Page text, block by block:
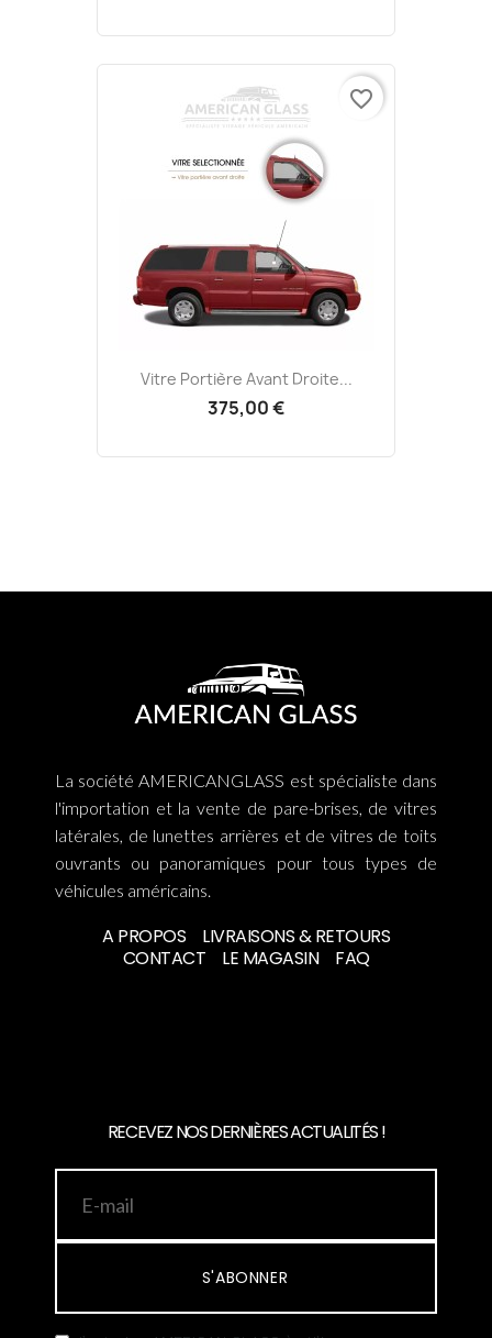
Vitre Portière Avant Droite...
375,00 €
favorite_border
La société AMERICANGLASS est spécialiste dans
l'importation et la vente de pare-brises, de vitres
latérales, de lunettes arrières et de vitres de toits
ouvrants ou panoramiques pour tous types de
véhicules américains.
A PROPOS
LIVRAISONS & RETOURS
CONTACT
LE MAGASIN FAQ
RECEVEZ NOS DERNIÈRES ACTUALITÉS !
S'ABONNER